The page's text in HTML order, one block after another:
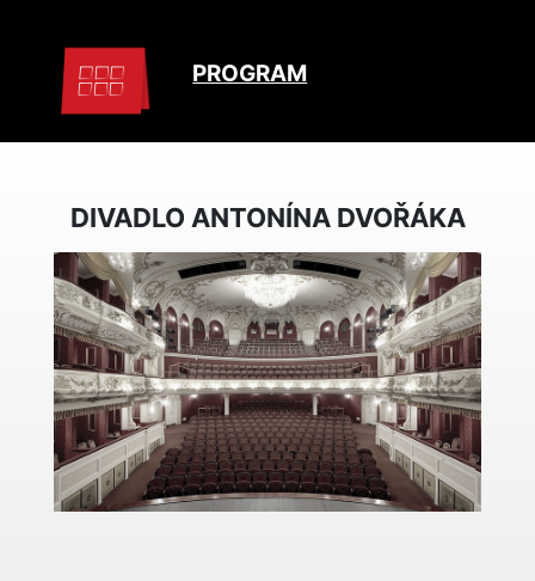
PROGRAM
DIVADLO ANTONÍNA DVOŘÁKA